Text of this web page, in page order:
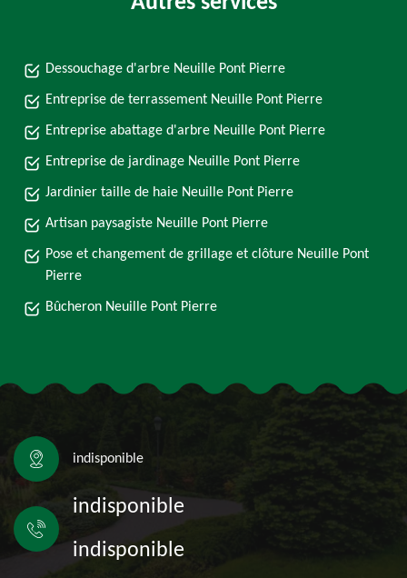
Dessouchage d'arbre Neuille Pont Pierre
Entreprise de terrassement Neuille Pont Pierre
Entreprise abattage d'arbre Neuille Pont Pierre
Entreprise de jardinage Neuille Pont Pierre
Jardinier taille de haie Neuille Pont Pierre
Artisan paysagiste Neuille Pont Pierre
Pose et changement de grillage et clôture Neuille Pont
Pierre
Bûcheron Neuille Pont Pierre
indisponible
indisponible
indisponible